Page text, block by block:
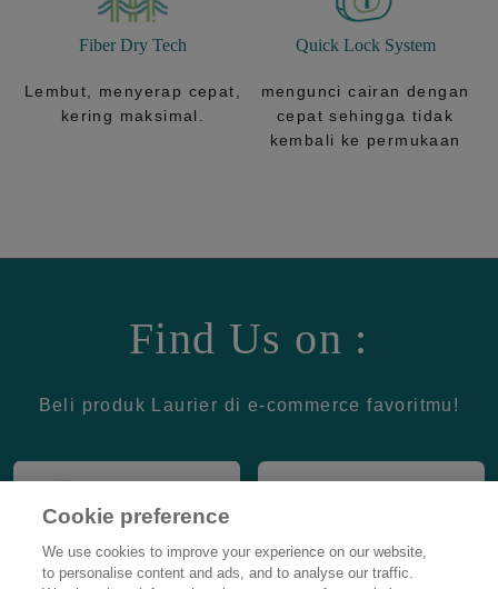
Fiber Dry Tech
Lembut, menyerap cepat,
kering maksimal.
Quick Lock System
mengunci cairan dengan
cepat sehingga tidak
kembali ke permukaan
Find Us on :
Beli produk Laurier di e-commerce favoritmu!
Cookie preference
We use cookies to improve your experience on our website,
to personalise content and ads, and to analyse our traffic.